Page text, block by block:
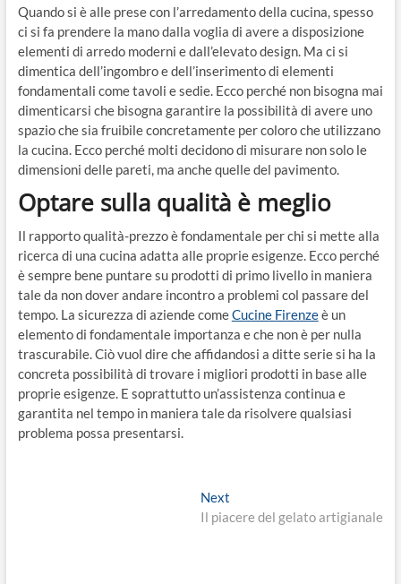
Quando si è alle prese con l’arredamento della cucina, spesso
ci si fa prendere la mano dalla voglia di avere a disposizione
elementi di arredo moderni e dall’elevato design. Ma ci si
dimentica dell’ingombro e dell’inserimento di elementi
fondamentali come tavoli e sedie. Ecco perché non bisogna mai
dimenticarsi che bisogna garantire la possibilità di avere uno
spazio che sia fruibile concretamente per coloro che utilizzano
la cucina. Ecco perché molti decidono di misurare non solo le
dimensioni delle pareti, ma anche quelle del pavimento.
Optare sulla qualità è meglio
Il rapporto qualità-prezzo è fondamentale per chi si mette alla
ricerca di una cucina adatta alle proprie esigenze. Ecco perché
è sempre bene puntare su prodotti di primo livello in maniera
tale da non dover andare incontro a problemi col passare del
tempo. La sicurezza di aziende comeCucine Firenzeè un
elemento di fondamentale importanza e che non è per nulla
trascurabile. Ciò vuol dire che affidandosi a ditte serie si ha la
concreta possibilità di trovare i migliori prodotti in base alle
proprie esigenze. E soprattutto un’assistenza continua e
garantita nel tempo in maniera tale da risolvere qualsiasi
problema possa presentarsi.
Next
post:
Il piacere del gelato artigianale